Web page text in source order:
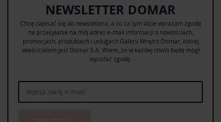
NEWSLETTER DOMAR
Chcę zapisać się do newslettera, a co za tym idzie wyrażam zgodę
na przesyłanie na mój adres e-mail informacji o nowościach,
promocjach, produktach i usługach Galerii Wnętrz Domar, której
właścicielem jest Domar S.A. Wiem, że w każdej chwili będę mógł
wycofać zgodę.